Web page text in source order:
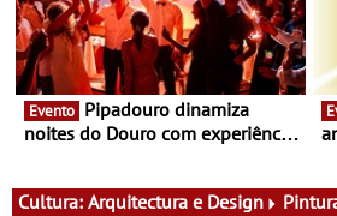
Evento
noites do Douro com experiência
Cultura: Arquitectura e Design